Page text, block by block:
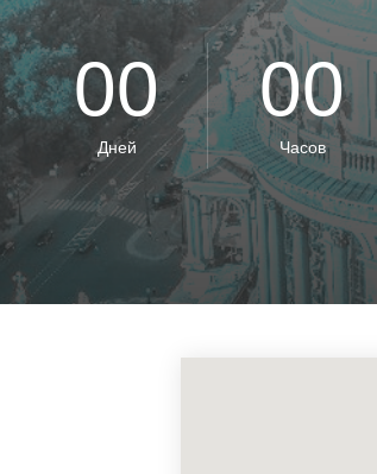
00
Дней
00
Часов